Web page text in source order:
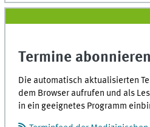
Termine abonnieren
Die automatisch aktualisierten
dem Browser aufrufen und als
in ein geeignetes Programm